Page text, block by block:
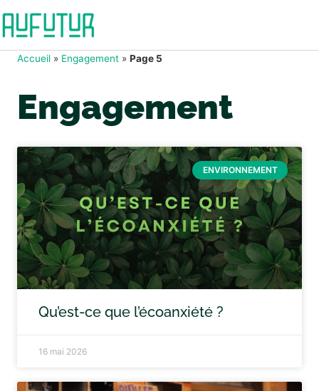
Accueil » Engagement » Page 5
Engagement
ENVIRONNEMENT
Qu’est-ce que l’écoanxiété ?
16 mai 2026